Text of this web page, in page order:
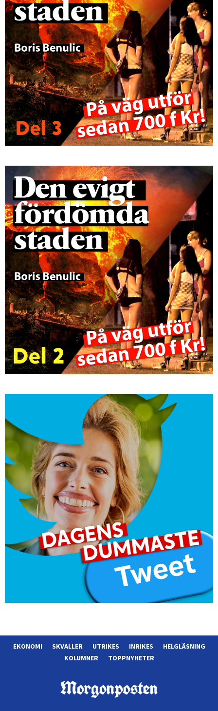
EKONOMI SKVALLER UTRIKES INRIKES
HELGLÄSNING
KOLUMNER
TOPPNYHETER